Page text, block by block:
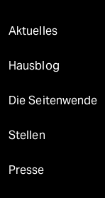
Aktuelles
Hausblog
Die Seitenwende
Stellen
Presse